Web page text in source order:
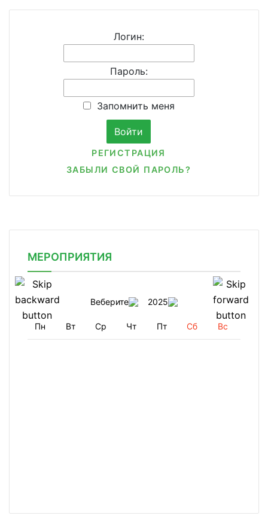
Логин:
Пароль:
Запомнить меня
РЕГИСТРАЦИЯ
ЗАБЫЛИ СВОЙ ПАРОЛЬ?
МЕРОПРИЯТИЯ
Веберите 2025
Пн Вт Ср Чт Пт Сб Вс